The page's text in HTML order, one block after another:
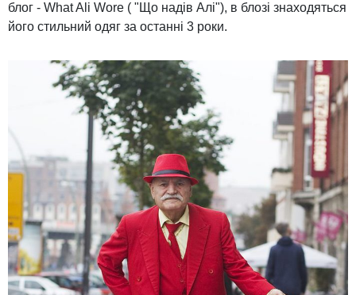
блог - What Ali Wore ( "Що надів Алі"), в блозі знаходяться
його стильний одяг за останні 3 роки.